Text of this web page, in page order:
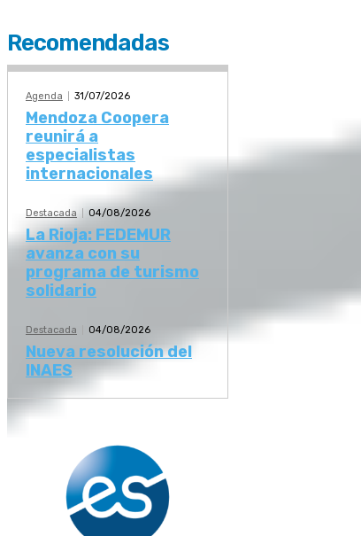
Recomendadas
Agenda 31/07/2026
Mendoza Coopera
reunirá a
especialistas
internacionales
Destacada 04/08/2026
La Rioja: FEDEMUR
avanza con su
programa de turismo
solidario
Destacada 04/08/2026
Nueva resolución del
INAES